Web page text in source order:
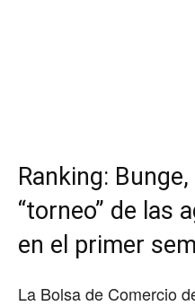
Ranking:
“torneo” de las
en el primer
La Bolsa de Comercio